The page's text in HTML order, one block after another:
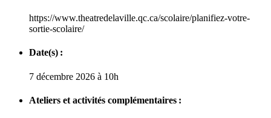
https://www.theatredelaville.qc.ca/scolaire/planifiez-votre-
sortie-scolaire/
Date(s) :
7 décembre 2026 à 10h
Ateliers et activités complémentaires :